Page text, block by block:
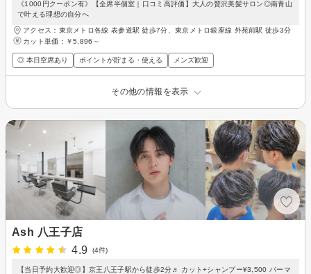
《1000円クーポン有》【全席半個室｜口コミ高評価】大人の贅沢美髪サロン◎南青山
で叶える理想の自分へ
アクセス：東京メトロ各線 表参道駅 徒歩7分、東京メトロ銀座線 外苑前駅 徒歩3分
カット単価： ￥5,896～
◎ 本日空席あり ポイントが貯まる・使える メンズ歓迎
その他の情報を表示
Ash 八王子店
4.9
(4件)
【当日予約大歓迎◎】京王八王子駅から徒歩2分♬ カット+シャンプー¥3,500 パーマ